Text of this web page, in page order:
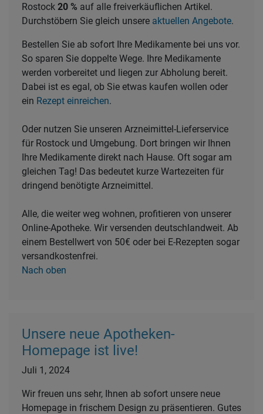
Rostock 20 % auf alle freiverkäuflichen Artikel.
Durchstöbern Sie gleich unsere aktuellen Angebote.
Bestellen Sie ab sofort Ihre Medikamente bei uns vor.
So sparen Sie doppelte Wege. Ihre Medikamente
werden vorbereitet und liegen zur Abholung bereit.
Dabei ist es egal, ob Sie etwas kaufen wollen oder
ein Rezept einreichen.
Oder nutzen Sie unseren Arzneimittel-Lieferservice
für Rostock und Umgebung. Dort bringen wir Ihnen
Ihre Medikamente direkt nach Hause. Oft sogar am
gleichen Tag! Das bedeutet kurze Wartezeiten für
dringend benötigte Arzneimittel.
Alle, die weiter weg wohnen, profitieren von unserer
Online-Apotheke. Wir versenden deutschlandweit. Ab
einem Bestellwert von 50€ oder bei E-Rezepten sogar
versandkostenfrei.
Nach oben
Unsere neue Apotheken-
Homepage ist live!
Juli 1, 2024
Wir freuen uns sehr, Ihnen ab sofort unsere neue
Homepage in frischem Design zu präsentieren. Gutes